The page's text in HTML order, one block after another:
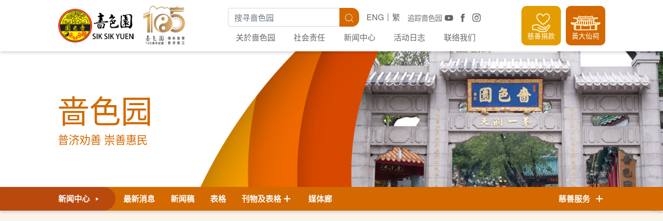
搜寻关键字 搜寻 追踪啬色园
ENG
繁
关於啬色园
社会责任 新闻中心 活动日志 联络我们 慈善捐款 黃大仙祠
啬色园
普济劝善 崇善惠民
新闻中心 最新消息 新闻稿 表格 刊物及表格 媒体廊 慈善服务